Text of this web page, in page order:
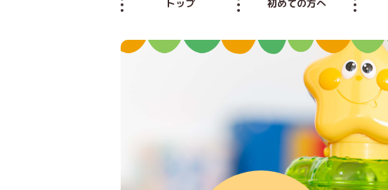
トップ 初めての方へ